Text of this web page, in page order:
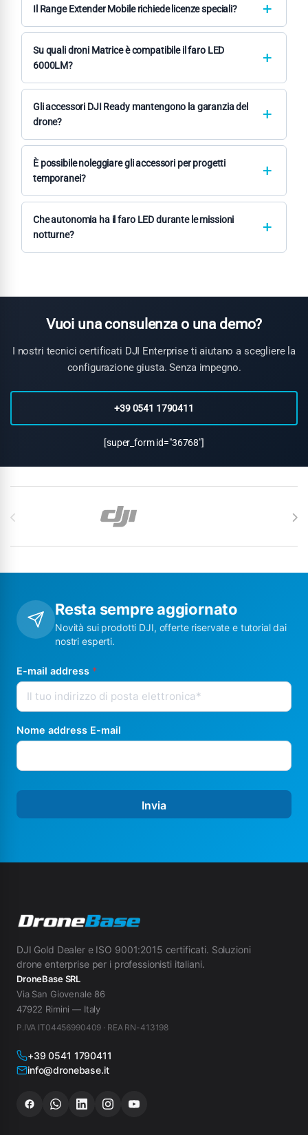
Il Range Extender Mobile richiede licenze speciali?
L'utilizzo del Range Extender può richiedere autorizzazioni
ENAC per operazioni BVLOS. DroneBase fornisce consulenza
normativa per ottenere le autorizzazioni necessarie.
Su quali droni Matrice è compatibile il faro LED
6000LM?
Il faro LED è compatibile con DJI Matrice M350 RTK e M400
series. La compatibilità specifica viene verificata durante la
fase di configurazione pre-installazione.
Gli accessori DJI Ready mantengono la garanzia del
drone?
Sì, tutti gli accessori certificati DJI Ready mantengono la
garanzia del drone quando installati da dealer autorizzati come
DroneBase seguendo le procedure certificate.
È possibile noleggiare gli accessori per progetti
temporanei?
DroneBase offre soluzioni di noleggio per accessori
enterprise, ideali per progetti pilota o necessità temporanee.
Contattaci per disponibilità e condizioni.
Che autonomia ha il faro LED durante le missioni
notturne?
Vuoi una consulenza o una demo?
I nostri tecnici certificati DJI Enterprise ti aiutano a scegliere la
configurazione giusta. Senza impegno.
+39 0541 1790411
[super_form id="36768"]
Resta sempre aggiornato
Novità sui prodotti DJI, offerte riservate e tutorial dai
nostri esperti.
E-mail address *
Nome address E-mail
Invia
DJI Gold Dealer e ISO 9001:2015 certificati. Soluzioni
drone enterprise per i professionisti italiani.
DroneBase SRL
Via San Giovenale 86
47922 Rimini — Italy
P.IVA IT04456990409 · REA RN-413198
+39 0541 1790411
info@dronebase.it